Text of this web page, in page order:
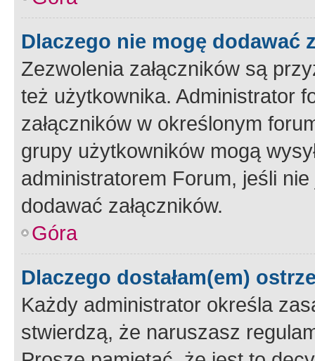
Dlaczego nie mogę dodawać
Zezwolenia załączników są
też użytkownika. Administrator
załączników w określonym
grupy użytkowników mogą
administratorem Forum, jeśli
dodawać załączników.
Góra
Dlaczego dostałam(em)
Każdy administrator określa
stwierdzą, że naruszasz